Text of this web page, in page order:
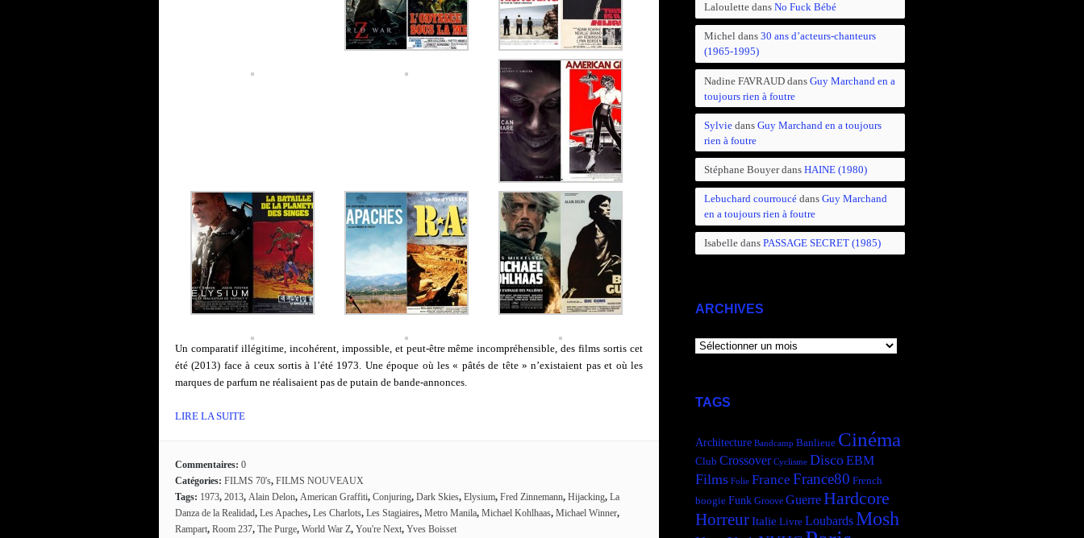
Un comparatif illégitime, incohérent, impossible, et peut-être même incompréhensible, des films sortis cet
été (2013) face à ceux sortis à l’été 1973. Une époque où les « pâtés de tête » n’existaient pas et où les
marques de parfum ne réalisaient pas de putain de bande-annonces.
LIRE LA SUITE
Commentaires: 0
Catégories: FILMS 70's, FILMS NOUVEAUX
Tags: 1973, 2013, Alain Delon, American Graffiti, Conjuring, Dark Skies, Elysium, Fred Zinnemann, Hijacking, La
Danza de la Realidad, Les Apaches, Les Charlots, Les Stagiaires, Metro Manila, Michael Kohlhaas, Michael Winner,
Rampart, Room 237, The Purge, World War Z, You're Next, Yves Boisset
Laloulettedans No Fuck Bébé
Micheldans 30 ans d’acteurs-chanteurs
(1965-1995)
Nadine FAVRAUDdans Guy Marchand en a
toujours rien à foutre
Sylviedans Guy Marchand en a toujours
rien à foutre
Stéphane Bouyerdans HAINE (1980)
Lebuchard courroucédans Guy Marchand
en a toujours rien à foutre
Isabelledans PASSAGE SECRET (1985)
ARCHIVES
ARCHIVES
TAGS
Architecture Bandcamp Banlieue Cinéma
Club Crossover Cyclisme DiscoEBM
Films Folie France France80 French
boogie Funk Groove GuerreHardcore
HorreurItalie Livre LoubardsMosh